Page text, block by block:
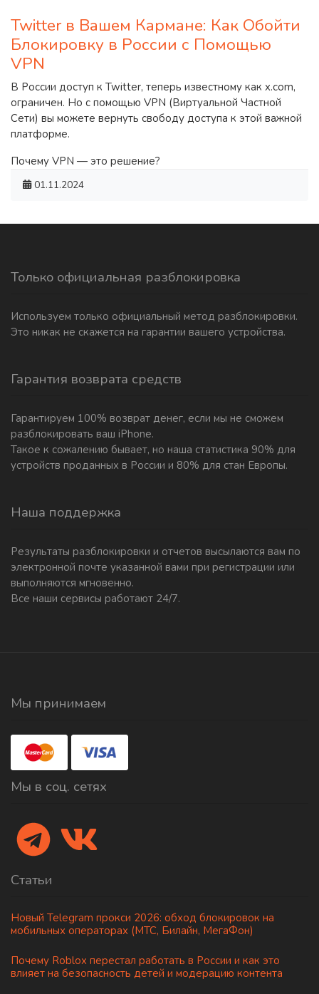
Twitter в Вашем Кармане: Как Обойти
Блокировку в России с Помощью
VPN
В России доступ к Twitter, теперь известному как x.com,
ограничен. Но с помощью VPN (Виртуальной Частной
Сети) вы можете вернуть свободу доступа к этой важной
платформе.
Почему VPN — это решение?
01.11.2024
Только официальная разблокировка
Используем только официальный метод разблокировки.
Это никак не скажется на гарантии вашего устройства.
Гарантия возврата средств
Гарантируем 100% возврат денег, если мы не сможем
разблокировать ваш iPhone.
Такое к сожалению бывает, но наша статистика 90% для
устройств проданных в России и 80% для стан Европы.
Наша поддержка
Результаты разблокировки и отчетов высылаются вам по
электронной почте указанной вами при регистрации или
выполняются мгновенно.
Все наши сервисы работают 24/7.
Мы принимаем
Мы в соц. сетях
Статьи
Новый Telegram прокси 2026: обход блокировок на
мобильных операторах (МТС, Билайн, МегаФон)
Почему Roblox перестал работать в России и как это
влияет на безопасность детей и модерацию контента